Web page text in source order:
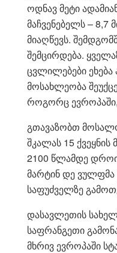
ოდნავ მეტი
მაჩვენებელს –
მიაღწევს.
შემცირდება.
ცვლილებები ეხება
მოსახლეობა
როგორც ევროპაში,
გთავაზობთ
შკალას 15
2100 წლამდე
მარტინ დე ვულფმა
საფუძველზე
დასავლეთის
საფრანგეთი
მხრივ ევროპაში